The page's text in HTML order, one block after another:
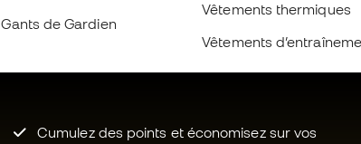
Gants de Gardien
Vêtements thermiques
Vêtements
Cumulez des points et économisez sur vos